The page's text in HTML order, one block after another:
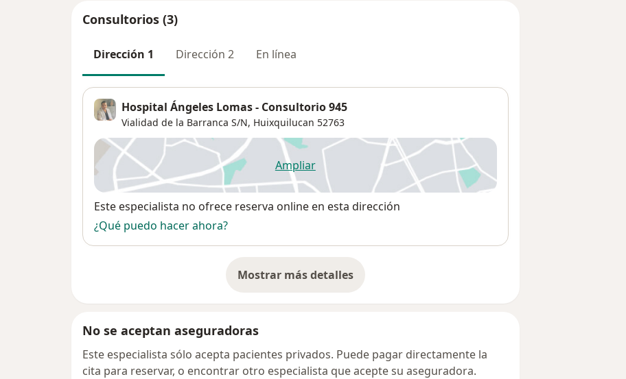
Consultorios (3)
Dirección 1 Dirección 2 En línea
Hospital Ángeles Lomas - Consultorio 945
Vialidad de la Barranca S/N, Huixquilucan 52763
Ampliarse abre en una nueva pestaña
Disponibilidad
Este especialista no ofrece reserva online en esta dirección
¿Qué puedo hacer ahora?
Mostrar más detalles
sobre la dirección
No se aceptan aseguradoras
Este especialista sólo acepta pacientes privados. Puede pagar directamente la
cita para reservar, o encontrar otro especialista que acepte su aseguradora.